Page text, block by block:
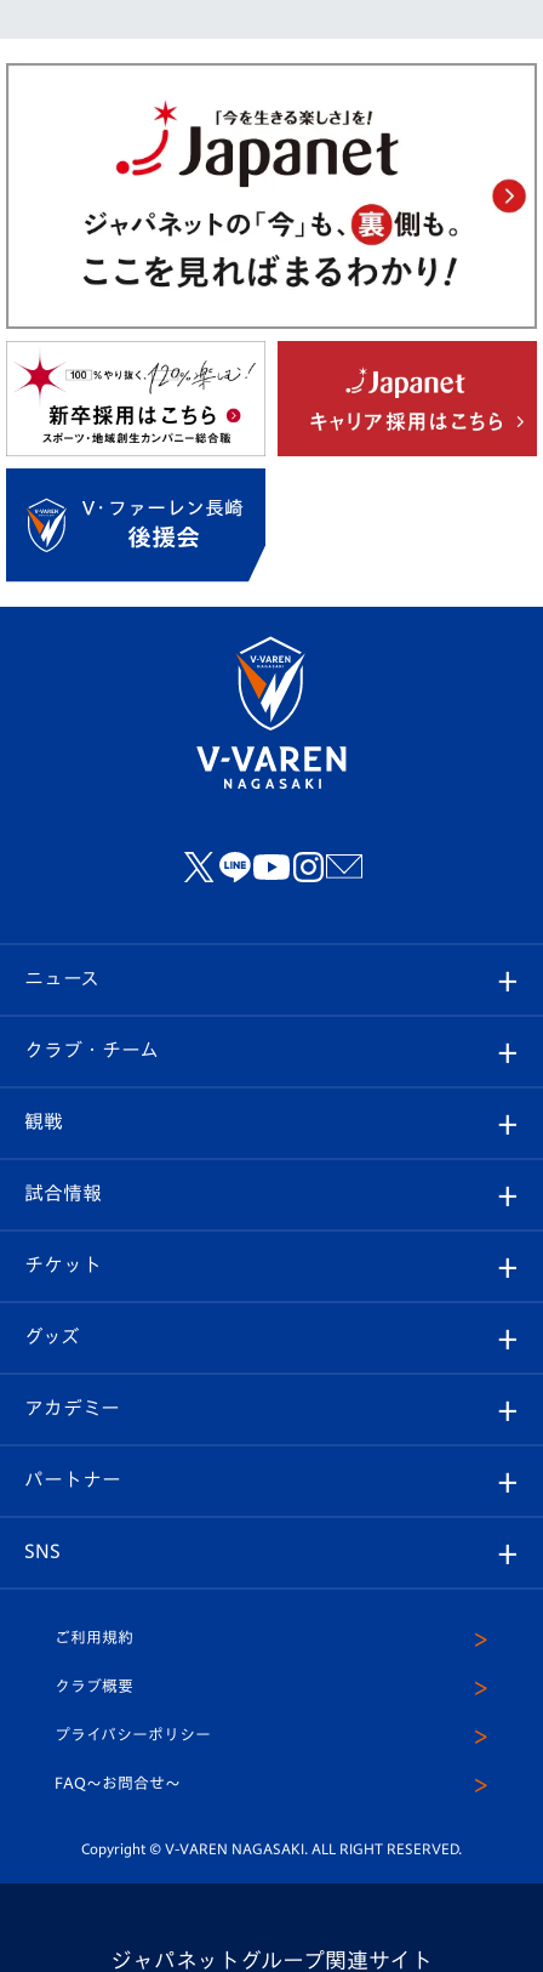
ニュース
すべて
クラブ
試合情報
チケット
イベント
メディア
ホームタウン
クラブ・チーム
クラブ概要
エンブレム紹介
スタッフプロフィール
マスコット紹介
平和祈念活動
ホームタウン活動
観戦
観戦ルール
はじめての観戦ガイド
Revive Team
ヴィヴィくんの長崎おもてなしガイド
試合情報
試合日程/結果
フォトギャラリー
スタジアムグルメ
チケット
チケット
V-LOVERS（ファンクラブ）
プレイヤーズスイート
グッズ
オンラインショップ
店舗情報
アカデミー
育成からのお知らせ
U-18
スクール
パートナー
SNS
ヴィヴィくんインスタグラム
公式LINE＠
ご利用規約
クラブ概要
プライバシーポリシー
FAQ〜お問合せ〜
Copyright © V-VAREN NAGASAKI. ALL RIGHT RESERVED.
ジャパネットグループ関連サイト